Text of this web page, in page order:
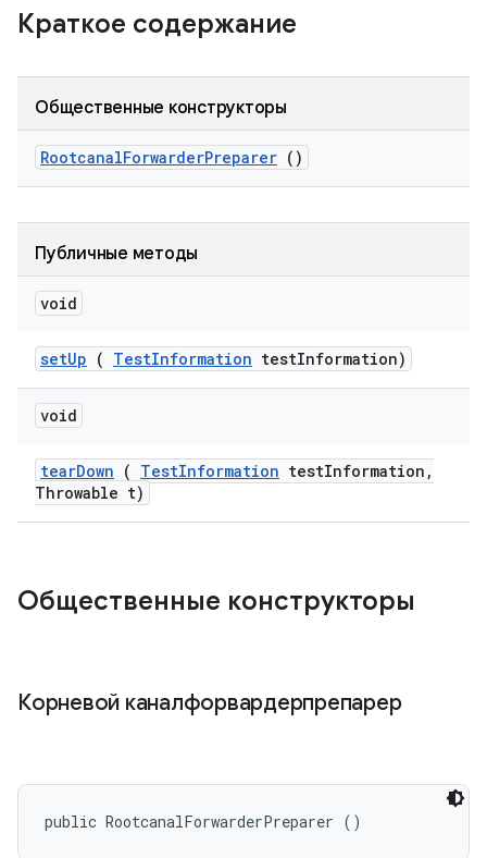
Краткое содержание
Общественные конструкторы
RootcanalForwarderPreparer ()
Публичные методы
void
setUp ( TestInformation testInformation)
void
tearDown ( TestInformation testInformation ,
Throwable t)
Общественные конструкторы
Корневой каналфорвардерпрепарер
public RootcanalForwarderPreparer ()